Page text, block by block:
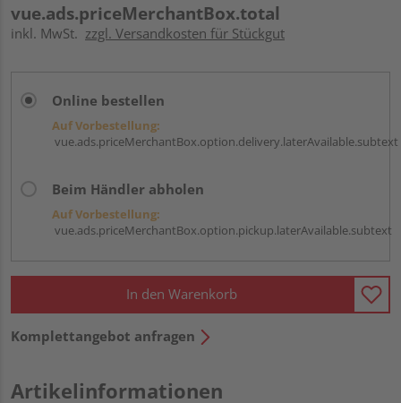
vue.ads.priceMerchantBox.total
inkl. MwSt. zzgl. Versandkosten für Stückgut
Online bestellen
Auf Vorbestellung:
vue.ads.priceMerchantBox.option.delivery.laterAvailable.subtext
Beim Händler abholen
Auf Vorbestellung:
vue.ads.priceMerchantBox.option.pickup.laterAvailable.subtext
In den Warenkorb
Komplettangebot anfragen
Artikelinformationen